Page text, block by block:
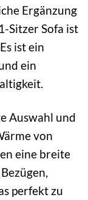
Ergänzung
Sitzer Sofa ist
ist ein
ein
Auswahl und
von
eine breite
perfekt zu